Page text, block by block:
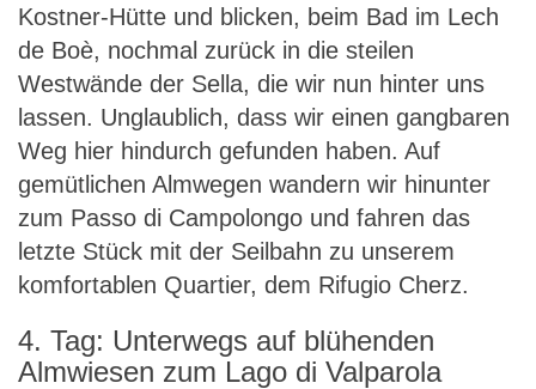
Kostner-Hütte und blicken, beim Bad im Lech
de Boè, nochmal zurück in die steilen
Westwände der Sella, die wir nun hinter uns
lassen. Unglaublich, dass wir einen gangbaren
Weg hier hindurch gefunden haben. Auf
gemütlichen Almwegen wandern wir hinunter
zum Passo di Campolongo und fahren das
letzte Stück mit der Seilbahn zu unserem
komfortablen Quartier, dem Rifugio Cherz.
4. Tag: Unterwegs auf blühenden
Almwiesen zum Lago di Valparola